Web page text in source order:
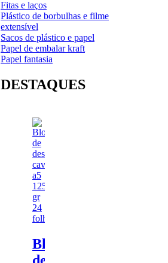
Fitas e laços
Plástico de borbulhas e filme
extensível
Sacos de plástico e papel
Papel de embalar kraft
Papel fantasia
DESTAQUES
Bloco
de